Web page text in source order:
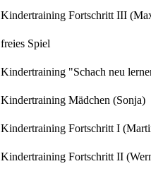
Kindertraining Fortschritt III
freies Spiel
Kindertraining "Schach neu
Kindertraining Mädchen (Sonja)
Kindertraining Fortschritt I
Kindertraining Fortschritt II